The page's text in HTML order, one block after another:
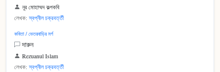
নূর মোহাম্মদ কল্পকবি
লেখক: স্বপ্নীল চক্রবর্ত্তী
কবিতা / ভেতরবাড়ির মর্গ
দারুন
Rezuanul Islam
লেখক: স্বপ্নীল চক্রবর্ত্তী